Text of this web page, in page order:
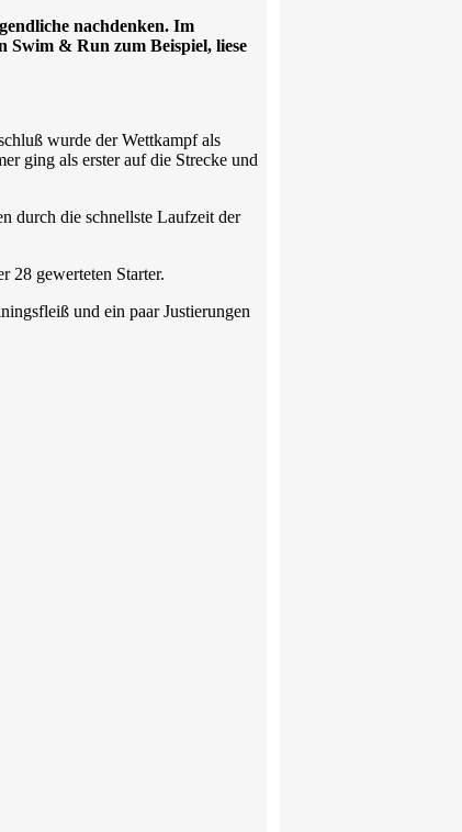
nachdenken. Im
Swim & Run zum Beispiel, liese
wurde der Wettkampf als
ging als erster auf die Strecke und
durch die schnellste Laufzeit der
28 gewerteten Starter.
und ein paar Justierungen